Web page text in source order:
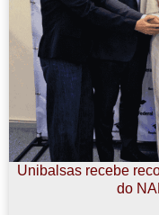
Unibalsas recebe
do